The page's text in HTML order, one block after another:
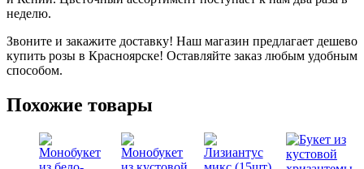
неделю.
Звоните и закажите доставку! Наш магазин предлагает дешево
купить розы в Красноярске! Оставляйте заказ любым удобным
способом.
Похожие товары